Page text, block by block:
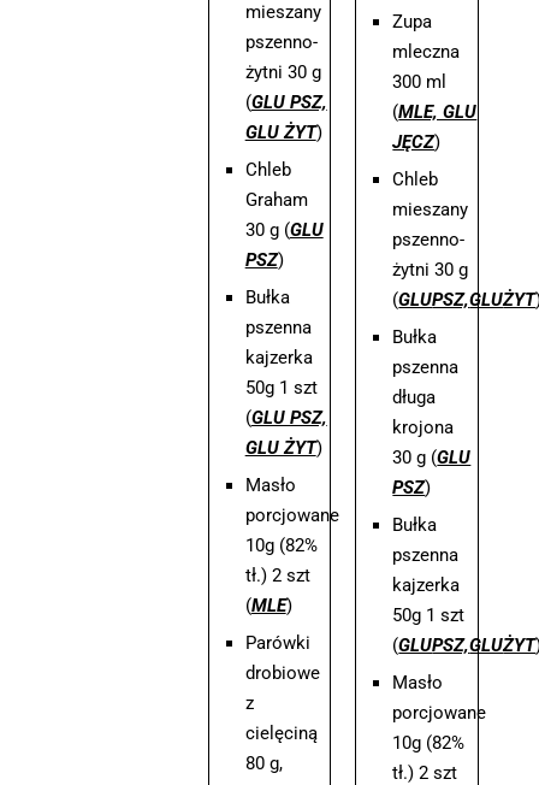
mieszany
pszenno-
żytni 30 g
(GLU PSZ,
GLU ŻYT)
Chleb
Graham
30 g (GLU
PSZ)
Bułka
pszenna
kajzerka
50g 1 szt
(GLU PSZ,
GLU ŻYT)
Masło
porcjowane
10g (82%
tł.) 2 szt
(MLE)
Parówki
drobiowe
z
cielęciną
80 g,
Zupa
mleczna
300 ml
(MLE, GLU
JĘCZ)
Chleb
mieszany
pszenno-
żytni 30 g
(GLUPSZ,GLUŻYT
Bułka
pszenna
długa
krojona
30 g (GLU
PSZ)
Bułka
pszenna
kajzerka
50g 1 szt
(GLUPSZ,GLUŻYT
Masło
porcjowane
10g (82%
tł.) 2 szt